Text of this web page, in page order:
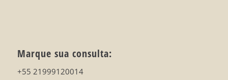
Marque sua consulta:
+55 21999120014